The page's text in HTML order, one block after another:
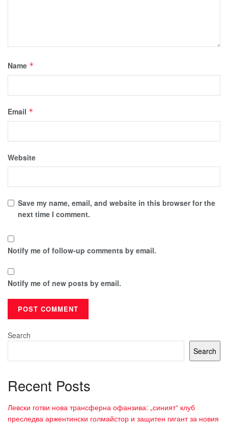
Name *
Email *
Website
Save my name, email, and website in this browser for the
next time I comment.
Notify me of follow-up comments by email.
Notify me of new posts by email.
Search
Search
Recent Posts
Левски готви нова трансферна офанзива: „синият“ клуб
преследва аржентински голмайстор и защитен гигант за новия